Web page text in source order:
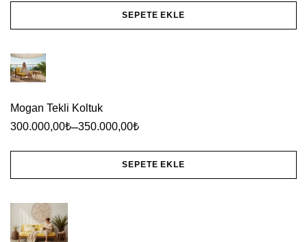
ürün
seçilebilir
SEPETE EKLE
ürünün
birden
fazla
varyasyonu
ürün
sayfasından
seçilebilir
Mogan Tekli Koltuk
300.000,00₺–350.000,00₺
SEPETE EKLE
ürünün
birden